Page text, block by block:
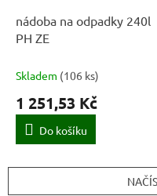
nádoba na odpadky 240l
PH ZE
Skladem (106 ks)
1 251,53 Kč
Do košíku